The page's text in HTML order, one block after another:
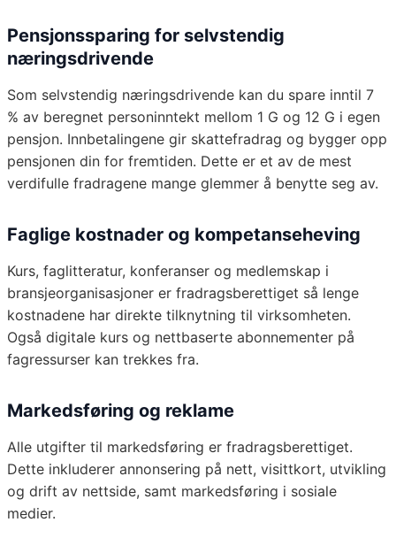
Pensjonssparing for selvstendig
næringsdrivende
Som selvstendig næringsdrivende kan du spare inntil 7
% av beregnet personinntekt mellom 1 G og 12 G i egen
pensjon. Innbetalingene gir skattefradrag og bygger opp
pensjonen din for fremtiden. Dette er et av de mest
verdifulle fradragene mange glemmer å benytte seg av.
Faglige kostnader og kompetanseheving
Kurs, faglitteratur, konferanser og medlemskap i
bransjeorganisasjoner er fradragsberettiget så lenge
kostnadene har direkte tilknytning til virksomheten.
Også digitale kurs og nettbaserte abonnementer på
fagressurser kan trekkes fra.
Markedsføring og reklame
Alle utgifter til markedsføring er fradragsberettiget.
Dette inkluderer annonsering på nett, visittkort, utvikling
og drift av nettside, samt markedsføring i sosiale
medier.